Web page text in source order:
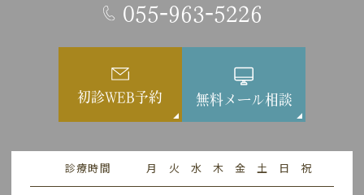
055-963-5226
初診WEB予約 無料メール相談
診療時間 月 火 水 木 金 土 日 祝